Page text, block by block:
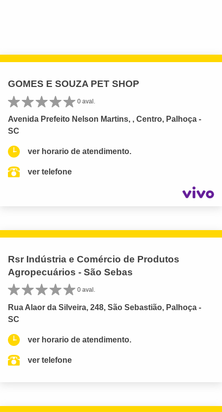
GOMES E SOUZA PET SHOP
0 aval.
Avenida Prefeito Nelson Martins, , Centro, Palhoça -
SC
ver horario de atendimento.
ver telefone
Rsr Indústria e Comércio de Produtos
Agropecuários - São Sebas
0 aval.
Rua Alaor da Silveira, 248, São Sebastião, Palhoça -
SC
ver horario de atendimento.
ver telefone